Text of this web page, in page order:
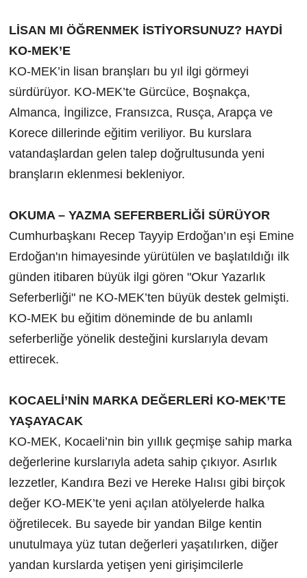
LİSAN MI ÖĞRENMEK İSTİYORSUNUZ? HAYDİ
KO-MEK’E
KO-MEK’in lisan branşları bu yıl ilgi görmeyi
sürdürüyor. KO-MEK’te Gürcüce, Boşnakça,
Almanca, İngilizce, Fransızca, Rusça, Arapça ve
Korece dillerinde eğitim veriliyor. Bu kurslara
vatandaşlardan gelen talep doğrultusunda yeni
branşların eklenmesi bekleniyor.
OKUMA – YAZMA SEFERBERLİĞİ SÜRÜYOR
Cumhurbaşkanı Recep Tayyip Erdoğan’ın eşi Emine
Erdoğan'ın himayesinde yürütülen ve başlatıldığı ilk
günden itibaren büyük ilgi gören "Okur Yazarlık
Seferberliği" ne KO-MEK’ten büyük destek gelmişti.
KO-MEK bu eğitim döneminde de bu anlamlı
seferberliğe yönelik desteğini kurslarıyla devam
ettirecek.
KOCAELİ’NİN MARKA DEĞERLERİ KO-MEK’TE
YAŞAYACAK
KO-MEK, Kocaeli’nin bin yıllık geçmişe sahip marka
değerlerine kurslarıyla adeta sahip çıkıyor. Asırlık
lezzetler, Kandıra Bezi ve Hereke Halısı gibi birçok
değer KO-MEK’te yeni açılan atölyelerde halka
öğretilecek. Bu sayede bir yandan Bilge kentin
unutulmaya yüz tutan değerleri yaşatılırken, diğer
yandan kurslarda yetişen yeni girişimcilerle